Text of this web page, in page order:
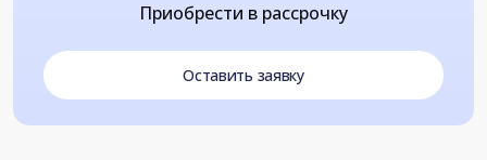
Приобрести в рассрочку
Оставить заявку